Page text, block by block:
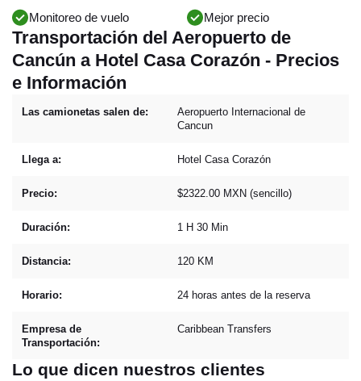
Monitoreo de vuelo Mejor precio
Transportación del Aeropuerto de
Cancún a Hotel Casa Corazón - Precios
e Información
Las camionetas salen de:
Aeropuerto Internacional de
Cancun
Llega a: Hotel Casa Corazón
Precio: $2322.00 MXN (sencillo)
Duración: 1 H 30 Min
Distancia: 120 KM
Horario: 24 horas antes de la reserva
Empresa de
Transportación:
Caribbean Transfers
Lo que dicen nuestros clientes